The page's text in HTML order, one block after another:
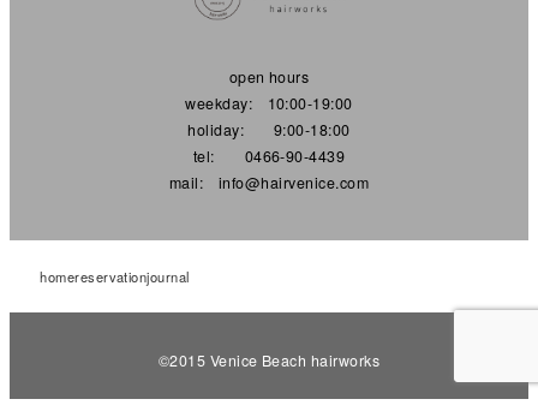
open hours
weekday: 10:00-19:00
holiday: 9:00-18:00
tel: 0466-90-4439
mail: info@hairvenice.com
homereservationjournal
©︎2015 Venice Beach hairworks